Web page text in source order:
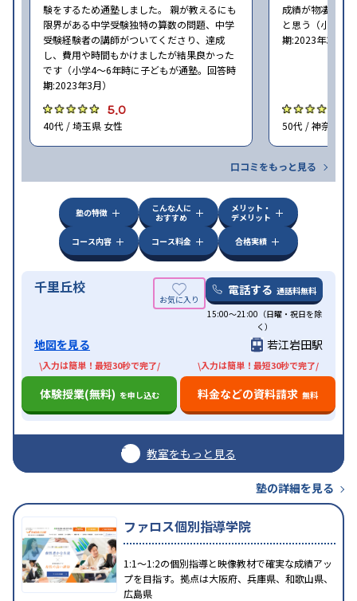
験をするため通塾しました。 親が教えるにも
限界がある中学受験独特の算数の問題、中学
受験経験者の講師がついてくださり、達成
し、費用や時間もかけましたが結果良かった
です（小学4〜6年時に子どもが通塾。回答時
期:2023年3月）
5.0
40代 / 埼玉県 女性
成績が物凄く悪
と思う（小学6
期:2023年3月）
50代 / 神奈川県
口コミをもっと見る
塾の特徴
こんな人に
おすすめ
メリット・
デメリット
コース内容
コース料金 合格実績
千里丘校 電話する 通話料無料
15:00～21:00（日曜・祝日を除
く）
地図を見る 若江岩田駅
\入力は簡単！最短30秒で完了/
体験授業(無料) を申し込む
\入力は簡単！最短30秒で完了/
料金などの資料請求 無料
教室をもっと見る
塾の詳細を見る
ファロス個別指導学院
1:1〜1:2の個別指導と映像教材で確実な成績アッ
プを目指す。拠点は大阪府、兵庫県、和歌山県、
広島県